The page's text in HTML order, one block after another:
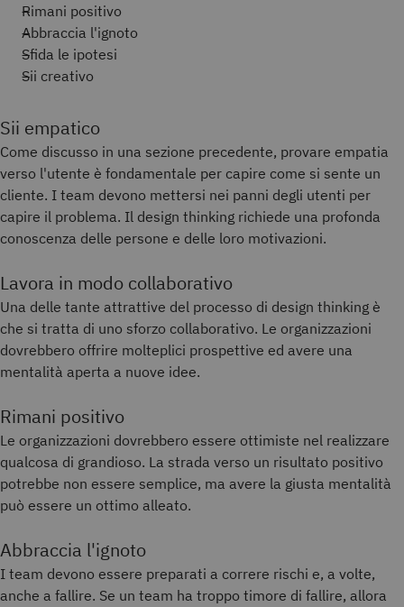
Rimani positivo
Abbraccia l'ignoto
Sfida le ipotesi
Sii creativo
Sii empatico
Come discusso in una sezione precedente, provare empatia
verso l'utente è fondamentale per capire come si sente un
cliente. I team devono mettersi nei panni degli utenti per
capire il problema. Il design thinking richiede una profonda
conoscenza delle persone e delle loro motivazioni.
Lavora in modo collaborativo
Una delle tante attrattive del processo di design thinking è
che si tratta di uno sforzo collaborativo. Le organizzazioni
dovrebbero offrire molteplici prospettive ed avere una
mentalità aperta a nuove idee.
Rimani positivo
Le organizzazioni dovrebbero essere ottimiste nel realizzare
qualcosa di grandioso. La strada verso un risultato positivo
potrebbe non essere semplice, ma avere la giusta mentalità
può essere un ottimo alleato.
Abbraccia l'ignoto
I team devono essere preparati a correre rischi e, a volte,
anche a fallire. Se un team ha troppo timore di fallire, allora